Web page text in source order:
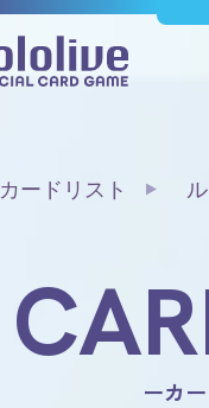
カードリスト
ーカ